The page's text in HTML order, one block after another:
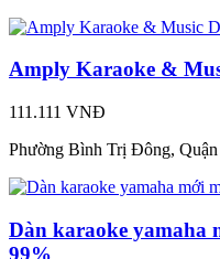
Amply Karaoke &
111.111 VNĐ
Phường Bình Trị Đông,
Dàn karaoke yamaha
99%